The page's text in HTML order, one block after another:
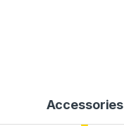
Accessories